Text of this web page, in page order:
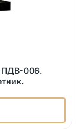
ПДВ-006.